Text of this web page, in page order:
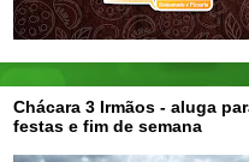
Chácara 3 Irmãos - aluga
festas e fim de semana